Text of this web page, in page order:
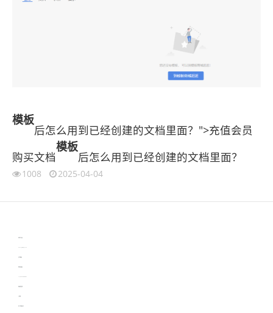
模板
后怎么用到已经创建的文档里面？">充值会员
购买文档
模板
后怎么用到已经创建的文档里面？
1008 2025-04-04